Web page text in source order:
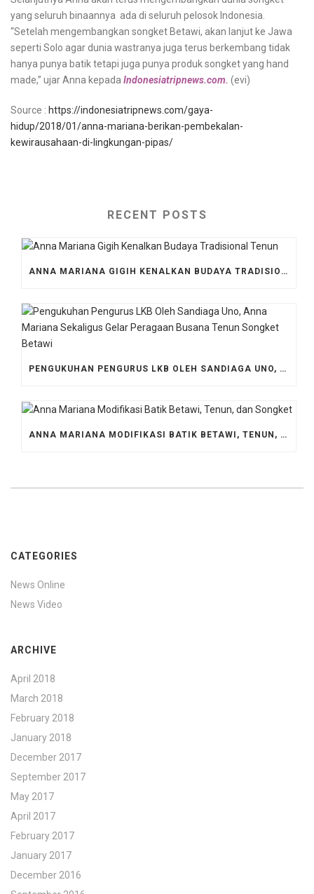
yang seluruh binaannya ada di seluruh pelosok Indonesia.
“Setelah mengembangkan songket Betawi, akan lanjut ke Jawa
seperti Solo agar dunia wastranya juga terus berkembang tidak
hanya punya batik tetapi juga punya produk songket yang hand
made,” ujar Anna kepada Indonesiatripnews.com. (evi)
Source : https://indonesiatripnews.com/gaya-
hidup/2018/01/anna-mariana-berikan-pembekalan-
kewirausahaan-di-lingkungan-pipas/
RECENT POSTS
ANNA MARIANA GIGIH KENALKAN BUDAYA TRADISIONAL TENUN
PENGUKUHAN PENGURUS LKB OLEH SANDIAGA UNO, ANNA MARIANA SEKALIGUS GELAR PERAGAAN BUSANA TENUN SONGKET BETAWI
ANNA MARIANA MODIFIKASI BATIK BETAWI, TENUN, DAN SONGKET
CATEGORIES
News Online
News Video
ARCHIVE
April 2018
March 2018
February 2018
January 2018
December 2017
September 2017
May 2017
April 2017
February 2017
January 2017
December 2016